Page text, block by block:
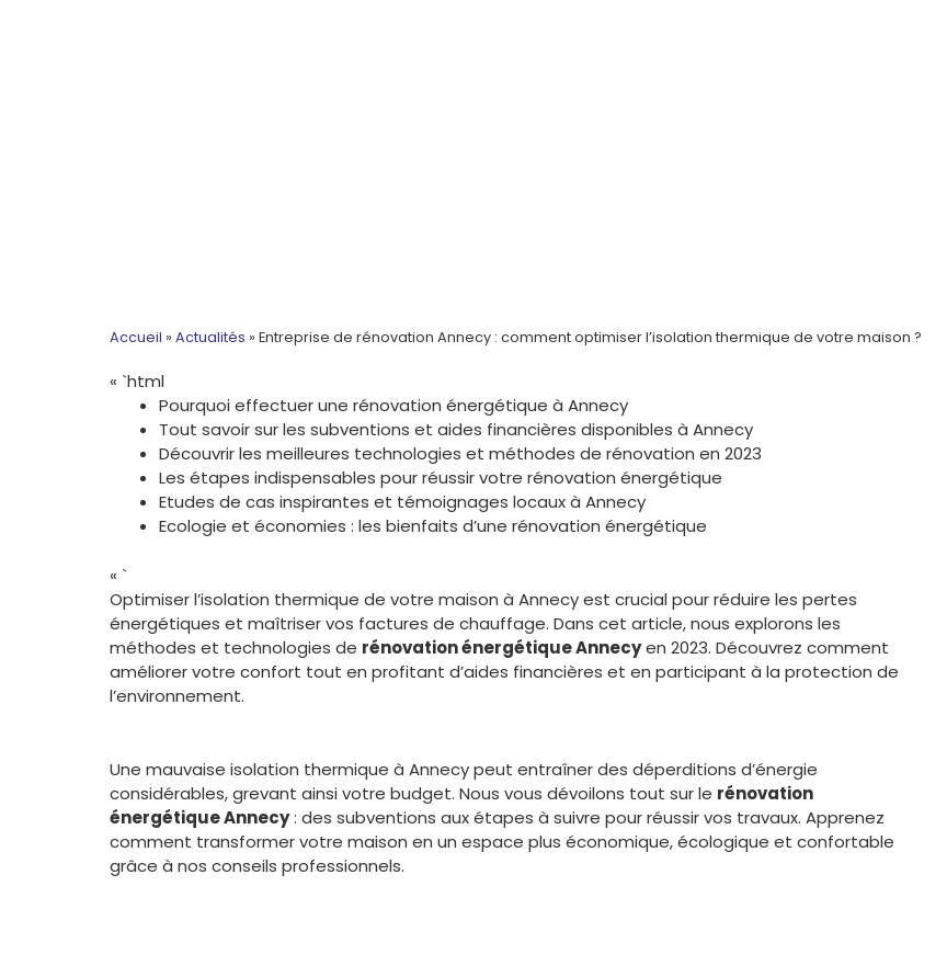
Accueil » Actualités » Entreprise de rénovation Annecy : comment optimiser l’isolation thermique de votre maison ?
« `html
Pourquoi effectuer une rénovation énergétique à Annecy
Tout savoir sur les subventions et aides financières disponibles à Annecy
Découvrir les meilleures technologies et méthodes de rénovation en 2023
Les étapes indispensables pour réussir votre rénovation énergétique
Etudes de cas inspirantes et témoignages locaux à Annecy
Ecologie et économies : les bienfaits d’une rénovation énergétique
« `
Optimiser l’isolation thermique de votre maison à Annecy est crucial pour réduire les pertes
énergétiques et maîtriser vos factures de chauffage. Dans cet article, nous explorons les
méthodes et technologies de rénovation énergétique Annecyen 2023. Découvrez comment
améliorer votre confort tout en profitant d’aides financières et en participant à la protection de
l’environnement.
Une mauvaise isolation thermique à Annecy peut entraîner des déperditions d’énergie
considérables, grevant ainsi votre budget. Nous vous dévoilons tout sur le rénovation
énergétique Annecy: des subventions aux étapes à suivre pour réussir vos travaux. Apprenez
comment transformer votre maison en un espace plus économique, écologique et confortable
grâce à nos conseils professionnels.